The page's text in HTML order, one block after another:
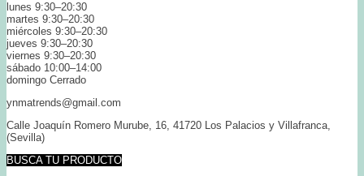
lunes 9:30–20:30
martes 9:30–20:30
miércoles 9:30–20:30
jueves 9:30–20:30
viernes 9:30–20:30
sábado 10:00–14:00
domingo Cerrado
ynmatrends@gmail.com
Calle Joaquín Romero Murube, 16, 41720 Los Palacios y Villafranca,
(Sevilla)
BUSCA TU PRODUCTO